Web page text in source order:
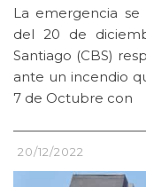
La emergencia
del 20 de
Santiago (CBS)
ante un incendio
7 de Octubre con
20/12/2022